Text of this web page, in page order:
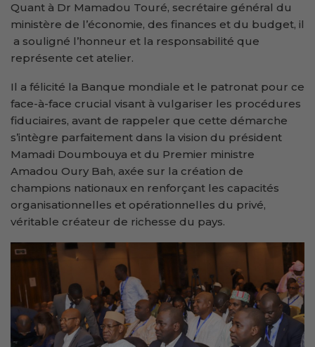
Quant à Dr Mamadou Touré, secrétaire général du
ministère de l’économie, des finances et du budget, il
a souligné l’honneur et la responsabilité que
représente cet atelier.
Il a félicité la Banque mondiale et le patronat pour ce
face-à-face crucial visant à vulgariser les procédures
fiduciaires, avant de rappeler que cette démarche
s’intègre parfaitement dans la vision du président
Mamadi Doumbouya et du Premier ministre
Amadou Oury Bah, axée sur la création de
champions nationaux en renforçant les capacités
organisationnelles et opérationnelles du privé,
véritable créateur de richesse du pays.